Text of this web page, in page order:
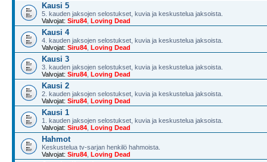
Kausi 5
5. kauden jaksojen selostukset, kuvia ja keskustelua jaksoista.
Valvojat: Siru84 Loving Dead
Kausi 4
4. kauden jaksojen selostukset, kuvia ja keskustelua jaksoista.
Valvojat: Siru84 Loving Dead
Kausi 3
3. kauden jaksojen selostukset, kuvia ja keskustelua jaksoista.
Valvojat: Siru84 Loving Dead
Kausi 2
2. kauden jaksojen selostukset, kuvia ja keskustelua jaksoista.
Valvojat: Siru84 Loving Dead
Kausi 1
1. kauden jaksojen selostukset, kuvia ja keskustelua jaksoista.
Valvojat: Siru84 Loving Dead
Hahmot
Keskustelua tv-sarjan henkilö hahmoista.
Valvojat: Siru84 Loving Dead